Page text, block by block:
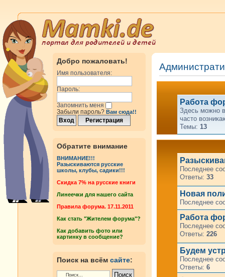
Добро пожаловать!
Имя пользователя:
Пароль:
Запомнить меня
Забыли пароль? Вам сюда!!
Обратите внимание
ВНИМАНИЕ!!!
Разыскиваются русские
школы, клубы, садики!!!
Cкидка 7% на русские книги
Линеечки для нашего сайта
Правила форума. 17.11.2011
Как стать "Жителем форума"?
Как добавить фото или
картинку в сообщение?
Поиск на всём сайте:
Работа
Здесь можно
часто
Темы: 13
Последнее
Ответы: 33
Новая
Последнее
Работа
Последнее
Ответы: 226
Будем
Последнее
Ответы: 6